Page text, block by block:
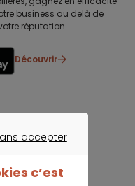
business au delà de
réputation.
Découvrir
accepter
c’est